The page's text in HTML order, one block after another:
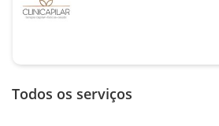
Todos os serviços